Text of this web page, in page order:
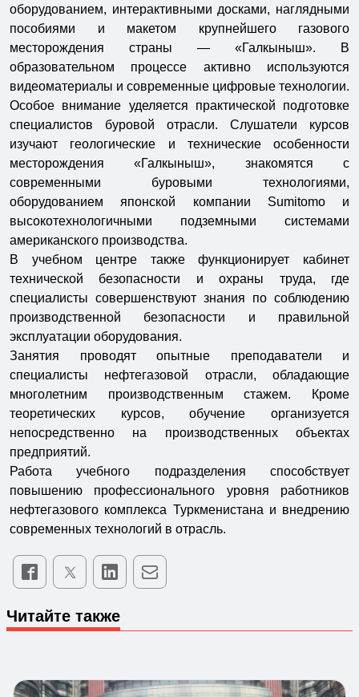
оборудованием, интерактивными досками, наглядными
пособиями и макетом крупнейшего газового
месторождения страны — «Галкыныш». В
образовательном процессе активно используются
видеоматериалы и современные цифровые технологии.
Особое внимание уделяется практической подготовке
специалистов буровой отрасли. Слушатели курсов
изучают геологические и технические особенности
месторождения «Галкыныш», знакомятся с
современными буровыми технологиями,
оборудованием японской компании Sumitomo и
высокотехнологичными подземными системами
американского производства.
В учебном центре также функционирует кабинет
технической безопасности и охраны труда, где
специалисты совершенствуют знания по соблюдению
производственной безопасности и правильной
эксплуатации оборудования.
Занятия проводят опытные преподаватели и
специалисты нефтегазовой отрасли, обладающие
многолетним производственным стажем. Кроме
теоретических курсов, обучение организуется
непосредственно на производственных объектах
предприятий.
Работа учебного подразделения способствует
повышению профессионального уровня работников
нефтегазового комплекса Туркменистана и внедрению
современных технологий в отрасль.
Читайте также